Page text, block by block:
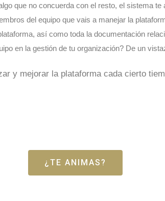
que no concuerda con el resto, el sistema
del equipo que vais a manejar la
así como toda la documentación
en la gestión de tu organización? De un
y mejorar la plataforma cada cierto
¿TE ANIMAS?